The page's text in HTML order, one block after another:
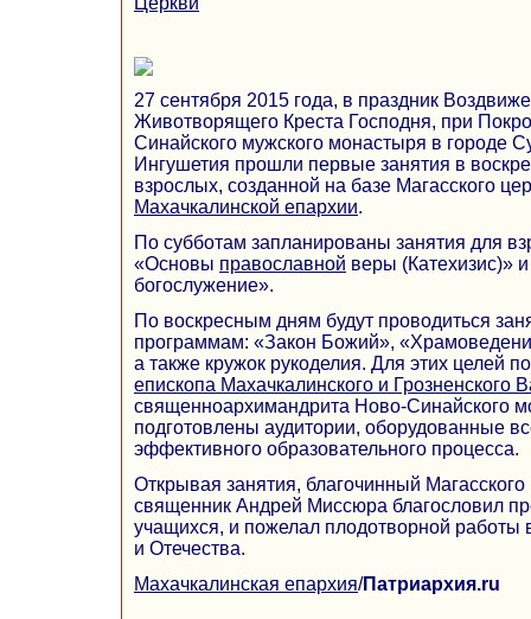
27 сентября 2015 года, в праздник
Животворящего Креста Господня, при
Синайского мужского монастыря в городе
Ингушетия прошли первые занятия в
взрослых, созданной на базе Магасского
Махачкалинской епархии.
По субботам запланированы занятия для
«Основы православной веры (Катехизис)»
богослужение».
По воскресным дням будут проводиться
программам: «Закон Божий»,
а также кружок рукоделия. Для этих целей
епископа Махачкалинского и Грозненского
священноархимандрита Ново-Синайского
подготовлены аудитории, оборудованные
эффективного образовательного процесса.
Открывая занятия, благочинный Магасского
священник Андрей Миссюра благословил
учащихся, и пожелал плодотворной работы
и Отечества.
Махачкалинская епархия/Патриархия.ru